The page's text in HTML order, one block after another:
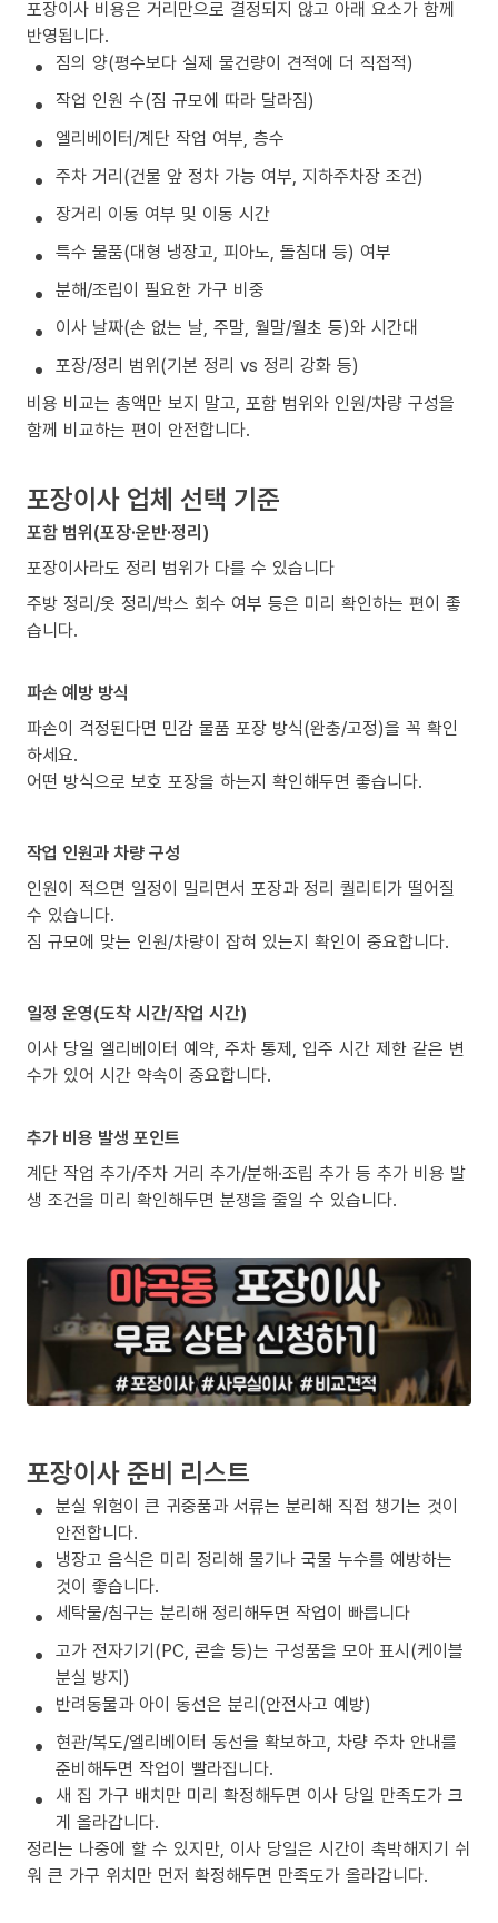
포장이사 비용은 거리만으로 결정되지 않고 아래 요소가 함께
반영됩니다.
짐의 양(평수보다 실제 물건량이 견적에 더 직접적)
작업 인원 수(짐 규모에 따라 달라짐)
엘리베이터/계단 작업 여부, 층수
주차 거리(건물 앞 정차 가능 여부, 지하주차장 조건)
장거리 이동 여부 및 이동 시간
특수 물품(대형 냉장고, 피아노, 돌침대 등) 여부
분해/조립이 필요한 가구 비중
이사 날짜(손 없는 날, 주말, 월말/월초 등)와 시간대
포장/정리 범위(기본 정리 vs 정리 강화 등)
비용 비교는 총액만 보지 말고, 포함 범위와 인원/차량 구성을
함께 비교하는 편이 안전합니다.
포장이사 업체 선택 기준
포함 범위(포장·운반·정리)
포장이사라도 정리 범위가 다를 수 있습니다
주방 정리/옷 정리/박스 회수 여부 등은 미리 확인하는 편이 좋
습니다.
파손 예방 방식
파손이 걱정된다면 민감 물품 포장 방식(완충/고정)을 꼭 확인
하세요.
어떤 방식으로 보호 포장을 하는지 확인해두면 좋습니다.
작업 인원과 차량 구성
인원이 적으면 일정이 밀리면서 포장과 정리 퀄리티가 떨어질
수 있습니다.
짐 규모에 맞는 인원/차량이 잡혀 있는지 확인이 중요합니다.
일정 운영(도착 시간/작업 시간)
이사 당일 엘리베이터 예약, 주차 통제, 입주 시간 제한 같은 변
수가 있어 시간 약속이 중요합니다.
추가 비용 발생 포인트
계단 작업 추가/주차 거리 추가/분해·조립 추가 등 추가 비용 발
생 조건을 미리 확인해두면 분쟁을 줄일 수 있습니다.
포장이사 준비 리스트
분실 위험이 큰 귀중품과 서류는 분리해 직접 챙기는 것이
안전합니다.
냉장고 음식은 미리 정리해 물기나 국물 누수를 예방하는
것이 좋습니다.
세탁물/침구는 분리해 정리해두면 작업이 빠릅니다
고가 전자기기(PC, 콘솔 등)는 구성품을 모아 표시(케이블
분실 방지)
반려동물과 아이 동선은 분리(안전사고 예방)
현관/복도/엘리베이터 동선을 확보하고, 차량 주차 안내를
준비해두면 작업이 빨라집니다.
새 집 가구 배치만 미리 확정해두면 이사 당일 만족도가 크
게 올라갑니다.
정리는 나중에 할 수 있지만, 이사 당일은 시간이 촉박해지기 쉬
워 큰 가구 위치만 먼저 확정해두면 만족도가 올라갑니다.